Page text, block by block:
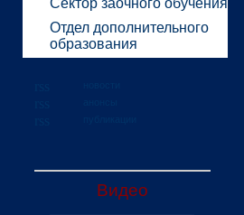
Сектор заочного обучения
Отдел дополнительного
образования
Видео